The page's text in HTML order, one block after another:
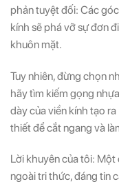
phản tuyệt đối: Các
kính sẽ phá vỡ sự đơn
khuôn mặt.
Tuy nhiên, đừng chọn
hãy tìm kiếm gọng nhựa
dày của viền kính tạo
thiết để cắt ngang và
Lời khuyên của tôi:
ngoài tri thức, đáng tin